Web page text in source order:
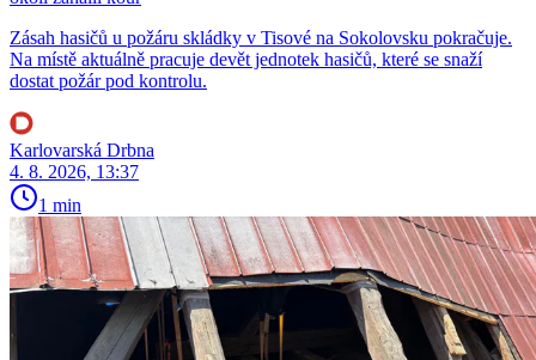
Zásah hasičů u požáru skládky v Tisové na Sokolovsku pokračuje.
Na místě aktuálně pracuje devět jednotek hasičů, které se snaží
dostat požár pod kontrolu.
Karlovarská Drbna
4. 8. 2026, 13:37
1 min